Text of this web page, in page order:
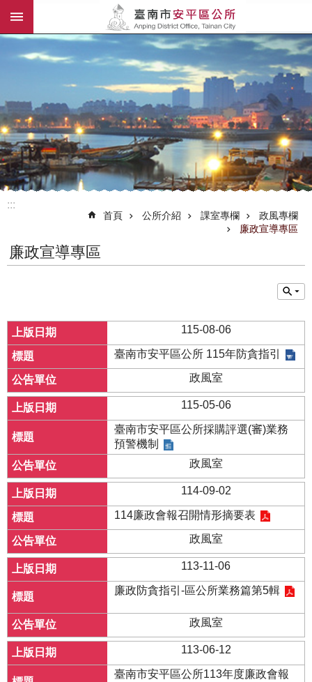
跳到主要內容區塊
:::
首頁 公所介紹 課室專欄
政風專欄
廉政宣導專區
廉政宣導專區
115-08-06
臺南市安平區公所 115年防貪指引
政風室
115-05-06
臺南市安平區公所採購評選(審)業務
預警機制
政風室
114-09-02
114廉政會報召開情形摘要表
政風室
113-11-06
廉政防貪指引-區公所業務篇第5輯
政風室
113-06-12
臺南市安平區公所113年度廉政會報